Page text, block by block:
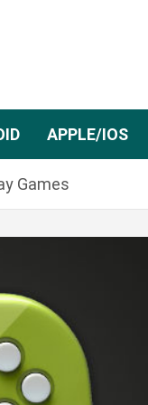
APPLE/IOS
Games